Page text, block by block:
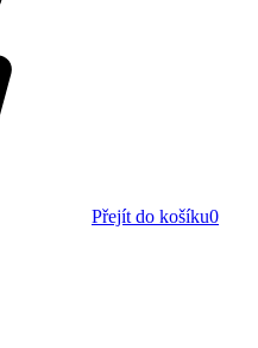
Přejít do košíku0